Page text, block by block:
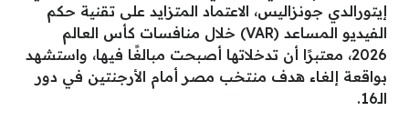
إيتورالدي جونزاليس، الاعتماد المتزايد على تقنية حكم
الفيديو المساعد (VAR) خلال منافسات كأس العالم
2026، معتبرًا أن تدخلاتها أصبحت مبالغًا فيها، واستشهد
بواقعة إلغاء هدف منتخب مصر أمام الأرجنتين في دور
الـ16.